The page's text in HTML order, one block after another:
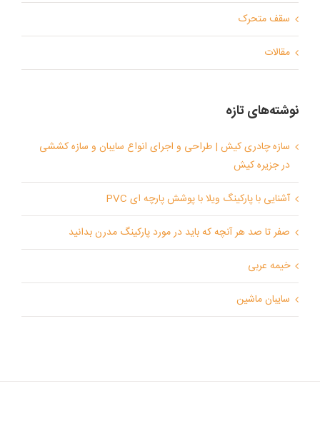
سقف متحرک
مقالات
نوشته‌های تازه
سازه چادری کیش | طراحی و اجرای انواع سایبان و سازه کششی
در جزیره کیش
آشنایی با پارکینگ ویلا با پوشش پارچه ای PVC
صفر تا صد هر آنچه که باید در مورد پارکینگ مدرن بدانید
خیمه عربی
سایبان ماشین